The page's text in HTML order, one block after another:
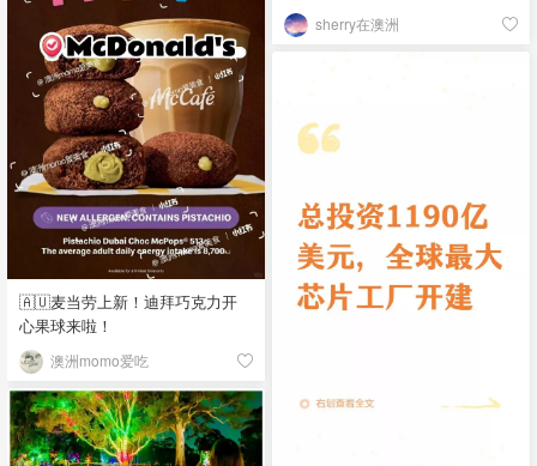
sherry在澳洲
🇦🇺麦当劳上新！迪拜巧克力开
心果球来啦！
澳洲momo爱吃